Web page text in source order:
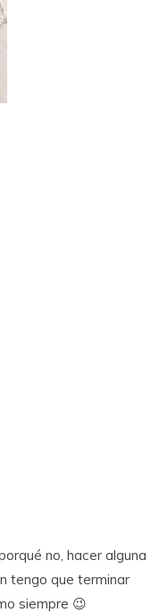
no, hacer alguna
tengo que terminar
siempre 😉